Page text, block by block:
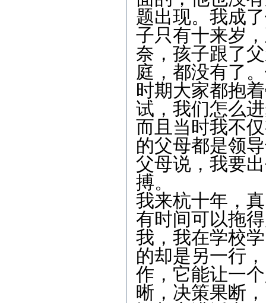
题出现。我成
子只有十来岁
奈，孩子跟了
庭，都没有了
时期大家都抱
试，我们怎么
而且当时我不
的父母都是领
父母说，我要
搏。
我来杭十年，
有时间可以拖
我，我在学校
的却是另一行
作，它能让一
晰，决策果断